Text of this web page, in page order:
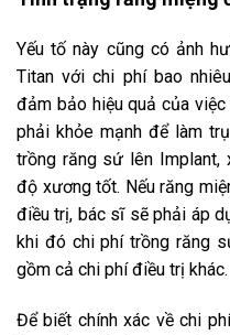
Yếu tố này cũng có ảnh
Titan với chi phí bao
đảm bảo hiệu quả của
phải khỏe mạnh để làm
trồng răng sứ lên Implant,
độ xương tốt. Nếu răng
điều trị, bác sĩ sẽ phải áp
khi đó chi phí trồng răng
gồm cả chi phí điều trị khác.
Để biết chính xác về chi